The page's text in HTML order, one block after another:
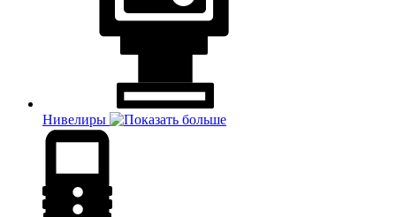
Нивелиры